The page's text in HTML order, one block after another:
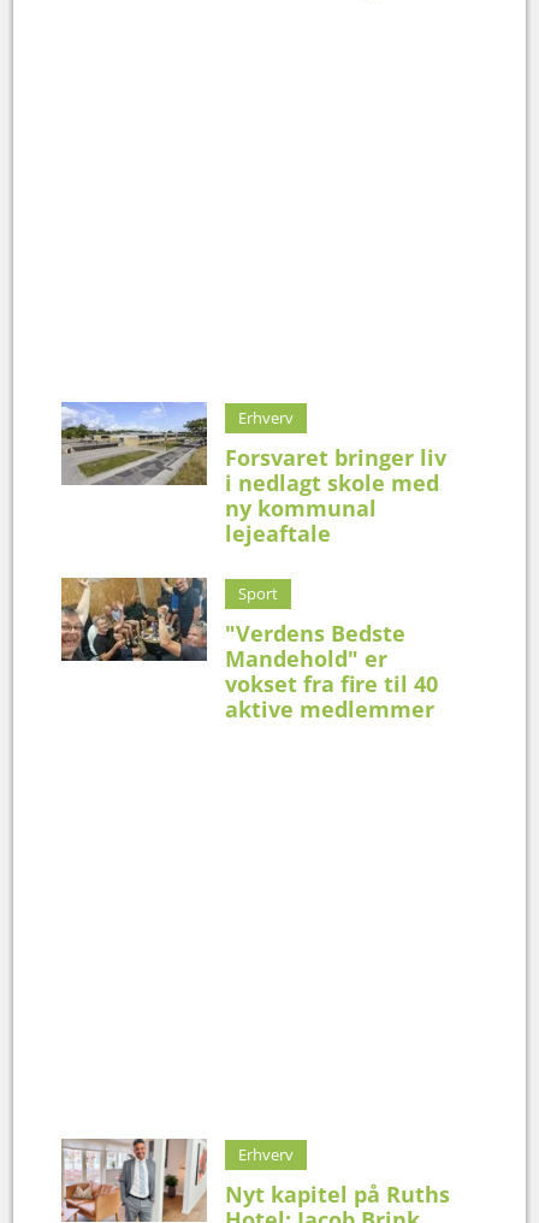
Erhverv
Forsvaret bringer liv
i nedlagt skole med
ny kommunal
lejeaftale
Sport
"Verdens Bedste
Mandehold" er
vokset fra fire til 40
aktive medlemmer
Erhverv
Nyt kapitel på Ruths